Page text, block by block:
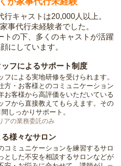
キャストは20,000人以上。
事代行未経験者でした。
トの下、多くのキャストが活躍
にしています。
フによるサポート制度
フによる実地研修を受けられます。
方・お客様とのコミュニケーション
お客様から高評価をいただいている
フから直接教えてもらえます。その
しっかりサポート。
アの業務委託のみ
様々なサロン
コミュニケーションを練習するサロ
とした不安を相談するサロンなどが